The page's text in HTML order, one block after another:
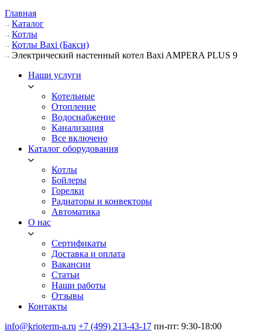
Главная
Каталог
Котлы
Котлы Baxi (Бакси)
Электрический настенный котел Baxi AMPERA PLUS 9
Наши услуги
Котельные
Отопление
Водоснабжение
Канализация
Все включено
Каталог оборудования
Котлы
Бойлеры
Горелки
Радиаторы и конвекторы
Автоматика
О нас
Сертификаты
Доставка и оплата
Вакансии
Статьи
Наши работы
Отзывы
Контакты
info@krioterm-a.ru +7 (499) 213-43-17 пн-пт: 9:30-18:00